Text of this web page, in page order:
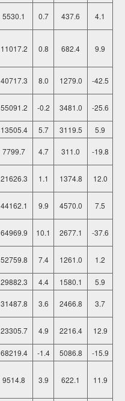
5530.1 0.7 437.6 4.1
11017.2 0.8 682.4 9.9
40717.3 8.0 1279.0 -42.5
55091.2 -0.2 3481.0 -25.6
13505.4 5.7 3119.5
5.9
7799.7 4.7 311.0 -19.8
21626.3 1.1 1374.8 12.0
44162.1 9.9 4570.0 7.5
64969.9 10.1 2677.1 -37.6
52759.8 7.4 1261.0 1.2
29882.3 4.4 1580.1
5.9
31487.8 3.6 2466.8 3.7
23305.7 4.9 2216.4 12.9
68219.4 -1.4 5086.8
-15.9
9514.8 3.9 622.1 11.9